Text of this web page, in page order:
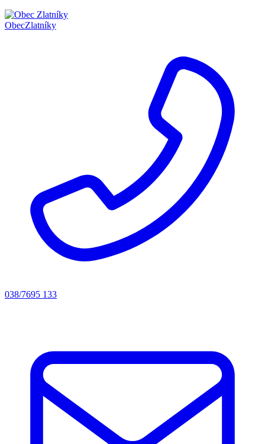
ObecZlatníky
038/7695 133